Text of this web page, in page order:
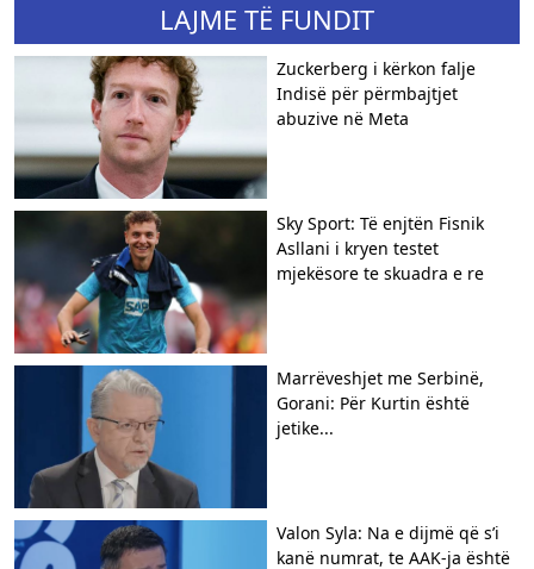
LAJME TË FUNDIT
Zuckerberg i kërkon falje
Indisë për përmbajtjet
abuzive në Meta
Sky Sport: Të enjtën Fisnik
Asllani i kryen testet
mjekësore te skuadra e re
Marrëveshjet me Serbinë,
Gorani: Për Kurtin është
jetike...
Valon Syla: Na e dijmë që s’i
kanë numrat, te AAK-ja është